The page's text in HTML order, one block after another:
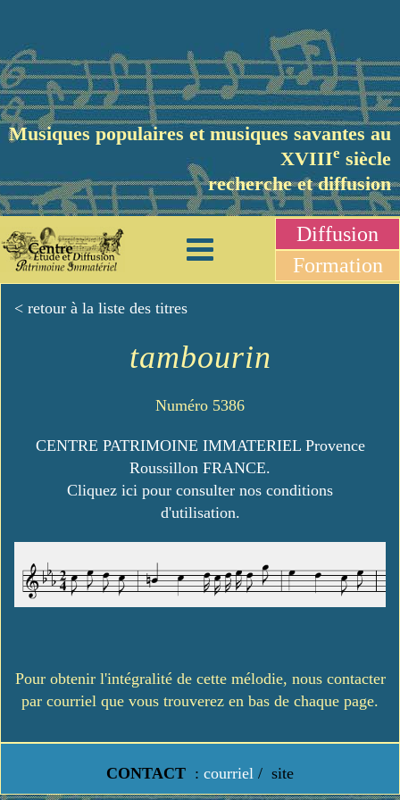
Musiques populaires et musiques savantes au
XVIIIe siècle
recherche et diffusion
Diffusion
Formation
< retour à la liste des titres
tambourin
Numéro 5386
CENTRE PATRIMOINE IMMATERIEL Provence
Roussillon FRANCE.
Cliquez ici pour consulter nos conditions
d'utilisation.
Pour obtenir l'intégralité de cette mélodie, nous contacter
par courriel que vous trouverez en bas de chaque page.
CONTACT : courriel / site